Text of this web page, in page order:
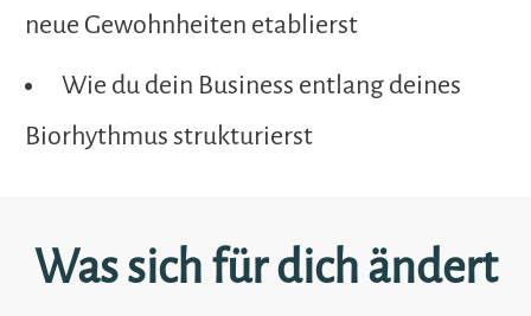
neue Gewohnheiten etablierst
Wie du dein Business entlang deines
Biorhythmus strukturierst
Was sich für dich ändert